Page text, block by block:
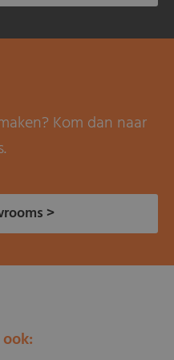
Kom dan naar
>